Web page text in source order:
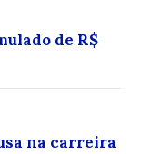
de R$
na carreira